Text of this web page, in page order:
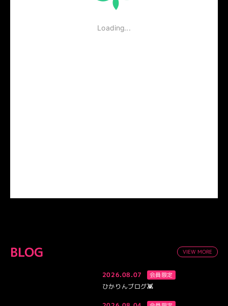
BLOG VIEW MORE
2026.08.07 会員限定
ひかりんブログ👾